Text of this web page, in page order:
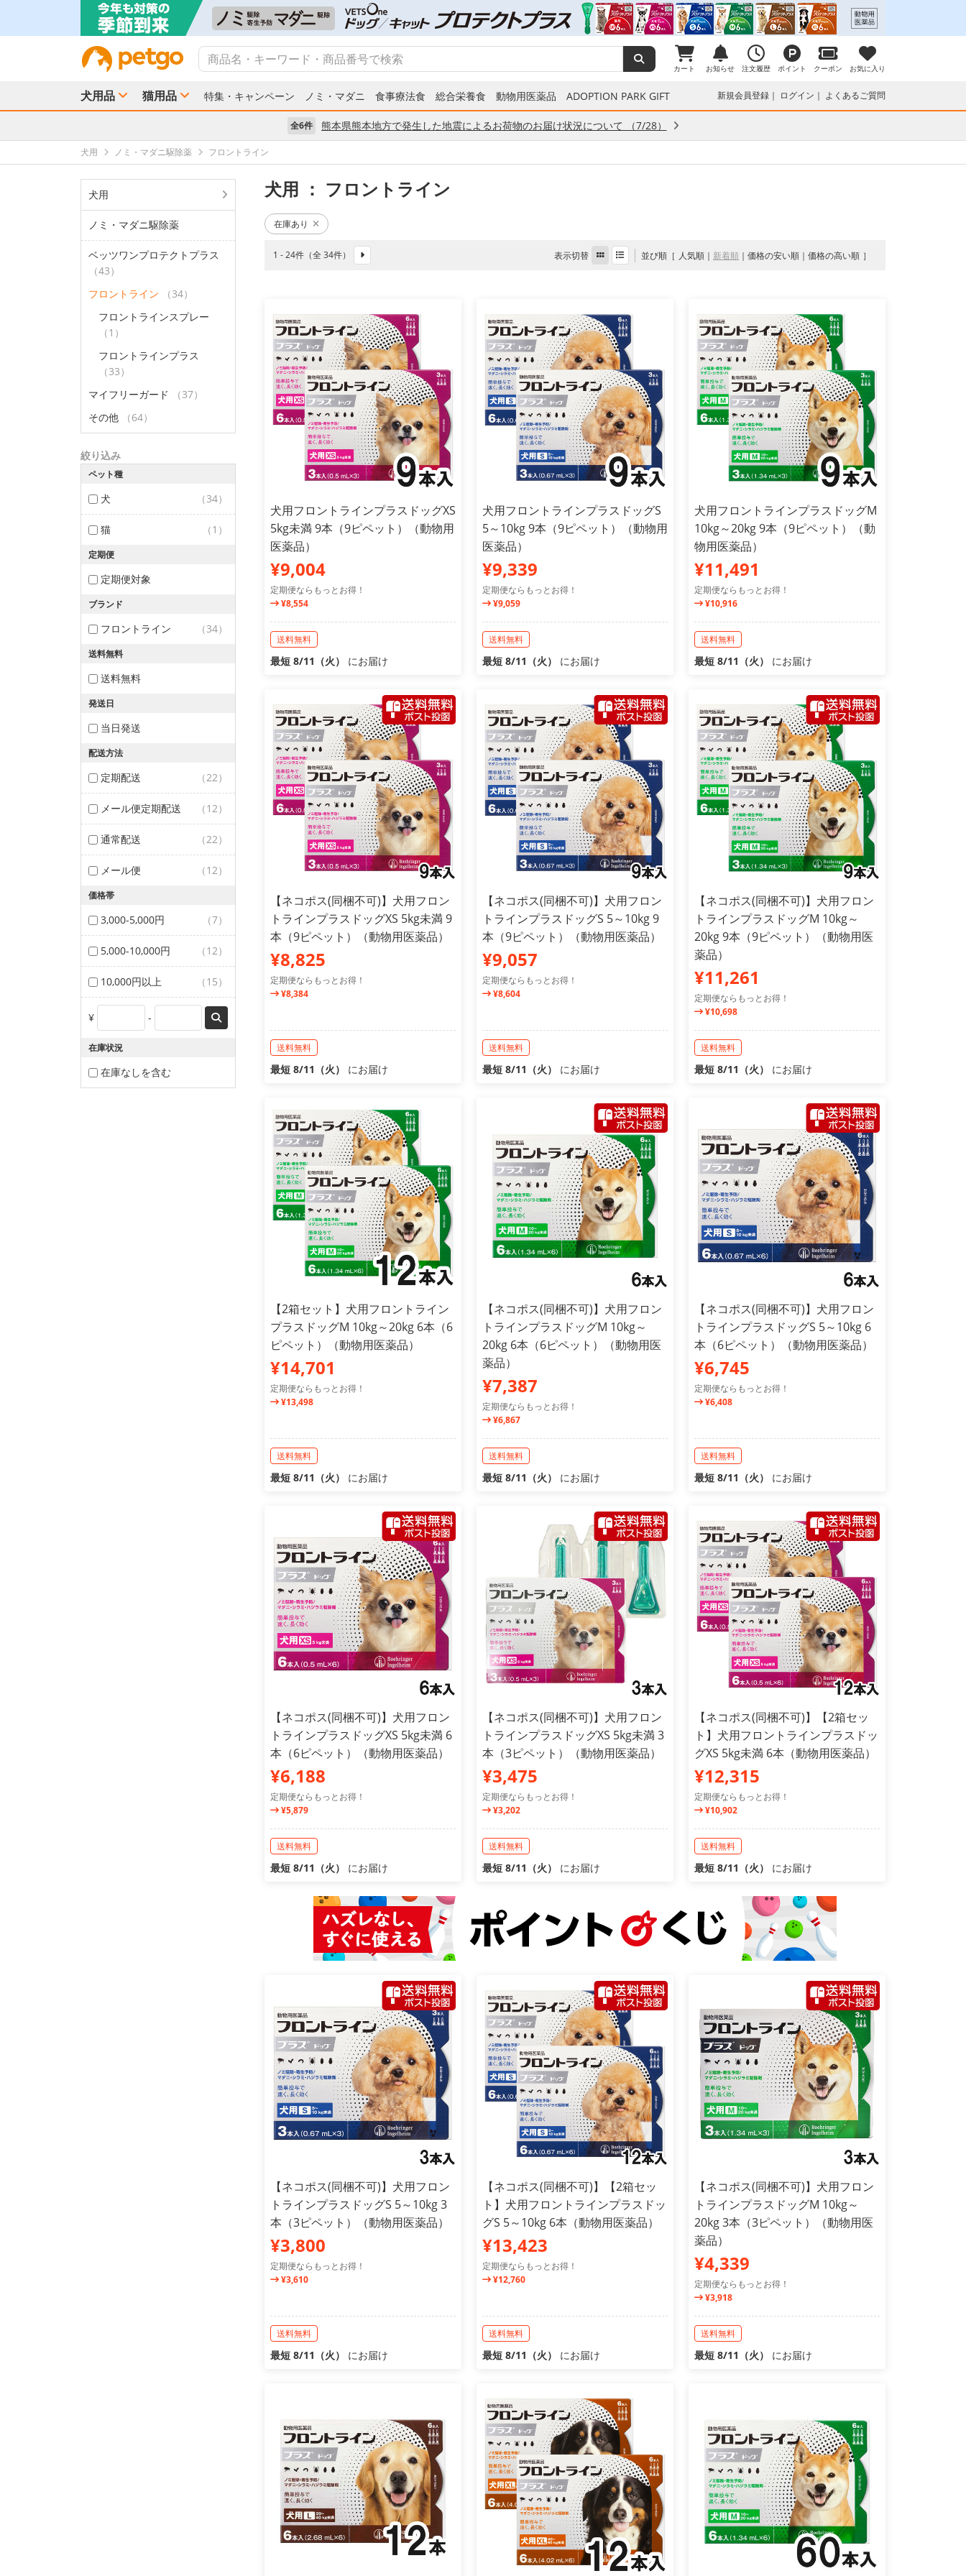
カート お知らせ 注文履歴 ポイント クーポン お気に入り
犬用品 猫用品 特集・キャンペーン ノミ・マダニ 食事療法食 総合栄養食 動物用医薬品 ADOPTION PARK GIFT 新規会員登録 ログイン よくあるご質問
全6件 熊本県熊本地方で発生した地震によるお荷物のお届け状況について （7/28）
犬用 ノミ・マダニ駆除薬 フロントライン
犬用
ノミ・マダニ駆除薬
ベッツワンプロテクトプラス
（43）
フロントライン
（34）
フロントラインスプレー
（1）
フロントラインプラス
（33）
マイフリーガード
（37）
その他
（64）
絞り込み
ペット種
犬 （34）
猫 （1）
定期便
定期便対象
ブランド
フロントライン （34）
送料無料
送料無料
発送日
当日発送
配送方法
定期配送 （22）
メール便定期配送 （12）
通常配送 （22）
メール便 （12）
価格帯
3,000-5,000円 （7）
5,000-10,000円 （12）
10,000円以上 （15）
¥ -
在庫状況
在庫なしを含む
犬用 ： フロントライン
在庫あり
1 - 24件（全 34件） 表示切替 並び順 人気順 新着順 価格の安い順 価格の高い順
犬用フロントラインプラスドッグXS
5kg未満 9本（9ピペット）（動物用
医薬品）
¥9,004
定期便ならもっとお得！
¥8,554
送料無料
最短 8/11（火） にお届け
犬用フロントラインプラスドッグS
5～10kg 9本（9ピペット）（動物用
医薬品）
¥9,339
定期便ならもっとお得！
¥9,059
送料無料
最短 8/11（火） にお届け
犬用フロントラインプラスドッグM
10kg～20kg 9本（9ピペット）（動
物用医薬品）
¥11,491
定期便ならもっとお得！
¥10,916
送料無料
最短 8/11（火） にお届け
【ネコポス(同梱不可)】犬用フロン
トラインプラスドッグXS 5kg未満 9
本（9ピペット）（動物用医薬品）
¥8,825
定期便ならもっとお得！
¥8,384
送料無料
最短 8/11（火） にお届け
【ネコポス(同梱不可)】犬用フロン
トラインプラスドッグS 5～10kg 9
本（9ピペット）（動物用医薬品）
¥9,057
定期便ならもっとお得！
¥8,604
送料無料
最短 8/11（火） にお届け
【ネコポス(同梱不可)】犬用フロン
トラインプラスドッグM 10kg～
20kg 9本（9ピペット）（動物用医
薬品）
¥11,261
定期便ならもっとお得！
¥10,698
送料無料
最短 8/11（火） にお届け
【2箱セット】犬用フロントライン
プラスドッグM 10kg～20kg 6本（6
ピペット）（動物用医薬品）
¥14,701
定期便ならもっとお得！
¥13,498
送料無料
最短 8/11（火） にお届け
【ネコポス(同梱不可)】犬用フロン
トラインプラスドッグM 10kg～
20kg 6本（6ピペット）（動物用医
薬品）
¥7,387
定期便ならもっとお得！
¥6,867
送料無料
最短 8/11（火） にお届け
【ネコポス(同梱不可)】犬用フロン
トラインプラスドッグS 5～10kg 6
本（6ピペット）（動物用医薬品）
¥6,745
定期便ならもっとお得！
¥6,408
送料無料
最短 8/11（火） にお届け
【ネコポス(同梱不可)】犬用フロン
トラインプラスドッグXS 5kg未満 6
本（6ピペット）（動物用医薬品）
¥6,188
定期便ならもっとお得！
¥5,879
送料無料
最短 8/11（火） にお届け
【ネコポス(同梱不可)】犬用フロン
トラインプラスドッグXS 5kg未満 3
本（3ピペット）（動物用医薬品）
¥3,475
定期便ならもっとお得！
¥3,202
送料無料
最短 8/11（火） にお届け
【ネコポス(同梱不可)】【2箱セッ
ト】犬用フロントラインプラスドッ
グXS 5kg未満 6本（動物用医薬品）
¥12,315
定期便ならもっとお得！
¥10,902
送料無料
最短 8/11（火） にお届け
【ネコポス(同梱不可)】犬用フロン
トラインプラスドッグS 5～10kg 3
本（3ピペット）（動物用医薬品）
¥3,800
定期便ならもっとお得！
¥3,610
送料無料
最短 8/11（火） にお届け
【ネコポス(同梱不可)】【2箱セッ
ト】犬用フロントラインプラスドッ
グS 5～10kg 6本（動物用医薬品）
¥13,423
定期便ならもっとお得！
¥12,760
送料無料
最短 8/11（火） にお届け
【ネコポス(同梱不可)】犬用フロン
トラインプラスドッグM 10kg～
20kg 3本（3ピペット）（動物用医
薬品）
¥4,339
定期便ならもっとお得！
¥3,918
送料無料
最短 8/11（火） にお届け